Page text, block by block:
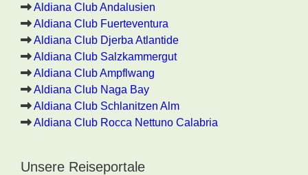
Aldiana Club Andalusien
Aldiana Club Fuerteventura
Aldiana Club Djerba Atlantide
Aldiana Club Salzkammergut
Aldiana Club Ampflwang
Aldiana Club Naga Bay
Aldiana Club Schlanitzen Alm
Aldiana Club Rocca Nettuno Calabria
Unsere Reiseportale